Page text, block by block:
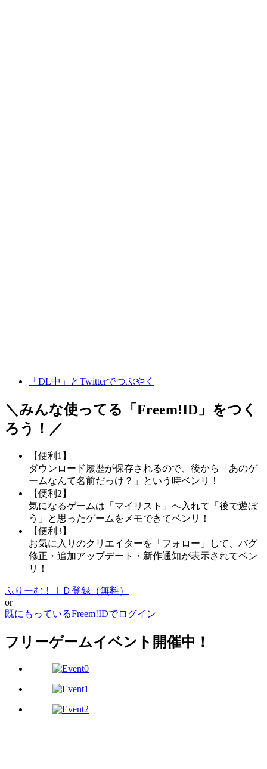
「DL中」とTwitterでつぶやく
＼みんな使ってる「 Freem!ID 」をつく
ろう！／
【便利1】
ダウンロード履歴が保存されるので、後から「あのゲ
ームなんて名前だっけ？」という時ベンリ！
【便利2】
気になるゲームは「マイリスト」へ入れて「後で遊ぼ
う」と思ったゲームをメモできてベンリ！
【便利3】
お気に入りのクリエイターを「フォロー」して、バグ
修正・追加アップデート・新作通知が表示されてベン
リ！
ふりーむ！ＩＤ登録（無料）
or
既にもっているFreem!IDでログイン
フリーゲームイベント開催中！